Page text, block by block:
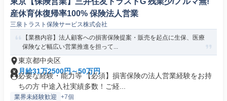
産休育休復帰率100% 保険法人営業
三泉トラスト保険サービス株式会社
【業務内容】法人顧客への損害保険提案・販売を起点に生保、医療
保険など幅広い営業推進を担って...
東京都中央区
月給31万2500円～50万円
必要な経験・能力等 【必須】損害保険の法人営業経験をお持
ちの方 中途入社実績多数！ご経...
業界未経験歓迎 +7個